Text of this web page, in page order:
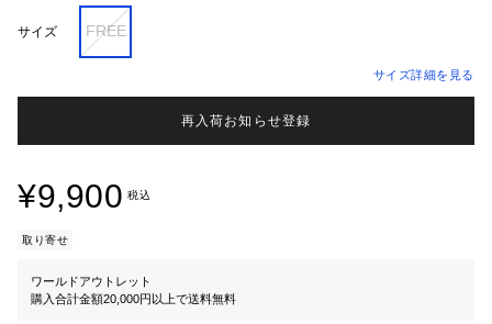
サイズ FREE
サイズ詳細を見る
再入荷お知らせ登録
¥9,900 税込
取り寄せ
ワールドアウトレット
購入合計金額20,000円以上で送料無料